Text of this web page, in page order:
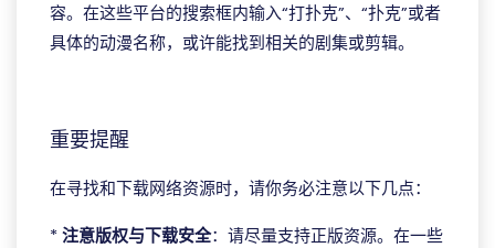
容。在这些平台的搜索框内输入“打扑克”、“扑克”或者
具体的动漫名称，或许能找到相关的剧集或剪辑。
重要提醒
在寻找和下载网络资源时，请你务必注意以下几点：
*注意版权与下载安全：请尽量支持正版资源。在一些